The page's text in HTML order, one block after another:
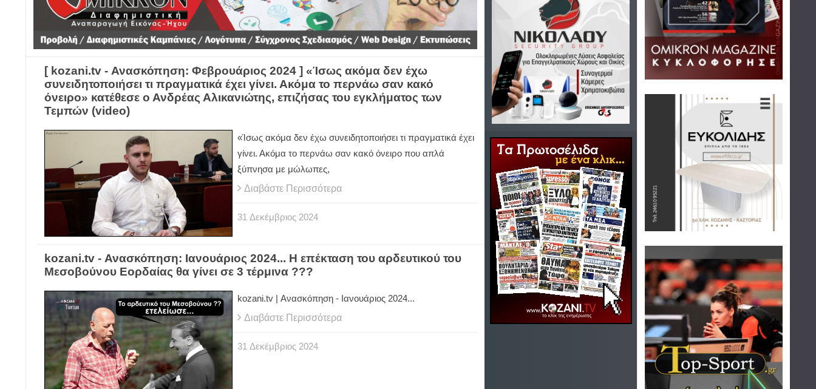
[ kozani.tv - Ανασκόπηση: Φεβρουάριος 2024 ] «Ίσως ακόμα δεν έχω
συνειδητοποιήσει τι πραγματικά έχει γίνει. Ακόμα το περνάω σαν κακό
όνειρο» κατέθεσε ο Ανδρέας Αλικανιώτης, επιζήσας του εγκλήματος των
Τεμπών (video)
«Ίσως ακόμα δεν έχω συνειδητοποιήσει τι πραγματικά έχει
γίνει. Ακόμα το περνάω σαν κακό όνειρο που απλά
ξύπνησα με μώλωπες,
Διαβάστε Περισσότερα
31 Δεκέμβριος 2024
kozani.tv - Ανασκόπηση: Ιανουάριος 2024... Η επέκταση του αρδευτικού του
Μεσοβούνου Εορδαίας θα γίνει σε 3 τέρμινα ???
kozani.tv | Ανασκόπηση - Ιανουάριος 2024...
Διαβάστε Περισσότερα
31 Δεκέμβριος 2024